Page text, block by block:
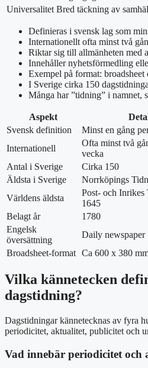
Universalitet Bred täckning av
Definieras i svensk lag som
Internationellt ofta minst två
Riktar sig till allmänheten med
Innehåller nyhetsförmedling
Exempel på format: broadsheet
I Sverige cirka 150
Många har ”tidning” i namnet,
Aspekt
Svensk definition
Minst en gång
Internationell
Ofta minst två
vecka
Antal i Sverige
Cirka 150
Äldsta i Sverige
Norrköpings
Världens äldsta
Post- och Inrikes
1645
Belagt år
1780
Engelsk
översättning
Daily newspaper
Broadsheet-format Ca 600 x 380
Vilka kännetecken
dagstidning?
Dagstidningar kännetecknas av fyra
periodicitet, aktualitet, publicitet och
Vad innebär periodicitet och